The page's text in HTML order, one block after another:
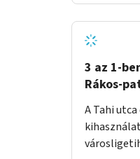
3 az 1-
Rákos-
A Tahi